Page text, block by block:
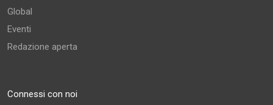
Global
Eventi
Redazione aperta
Connessi con noi